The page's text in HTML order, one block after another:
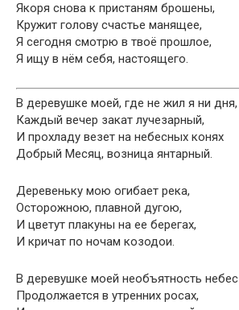
Якоря снова к пристаням брошены,
Кружит голову счастье манящее,
Я сегодня смотрю в твоё прошлое,
Я ищу в нём себя, настоящего.
В деревушке моей, где не жил я ни дня,
Каждый вечер закат лучезарный,
И прохладу везет на небесных конях
Добрый Месяц, возница янтарный.
Деревеньку мою огибает река,
Осторожною, плавной дугою,
И цветут плакуны на ее берегах,
И кричат по ночам козодои.
В деревушке моей необъятность небес
Продолжается в утренних росах,